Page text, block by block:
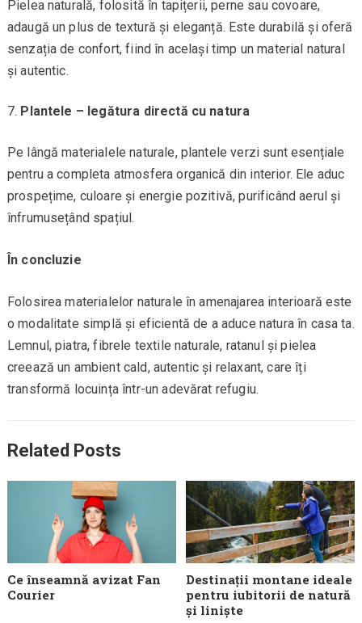
Pielea naturală, folosită în tapițerii, perne sau covoare,
adaugă un plus de textură și eleganță. Este durabilă și oferă
senzația de confort, fiind în același timp un material natural
și autentic.
Plantele – legătura directă cu natura
Pe lângă materialele naturale, plantele verzi sunt esențiale
pentru a completa atmosfera organică din interior. Ele aduc
prospețime, culoare și energie pozitivă, purificând aerul și
înfrumusețând spațiul.
În concluzie
Folosirea materialelor naturale în amenajarea interioară este
o modalitate simplă și eficientă de a aduce natura în casa ta.
Lemnul, piatra, fibrele textile naturale, ratanul și pielea
creează un ambient cald, autentic și relaxant, care îți
transformă locuința într-un adevărat refugiu.
Related Posts
Ce înseamnă avizat Fan
Courier
Destinații montane ideale
pentru iubitorii de natură
și liniște